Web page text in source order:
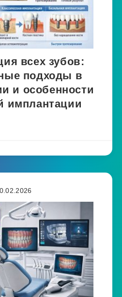
всех зубов:
подходы в
и особенности
имплантации